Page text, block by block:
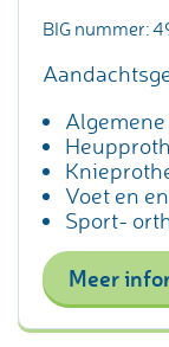
BIG nummer:
Voet en
Sport-
Meer